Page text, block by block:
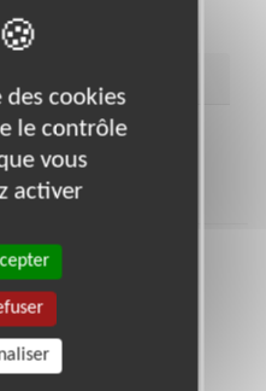
(35)
des cookies
le contrôle
vous
activer